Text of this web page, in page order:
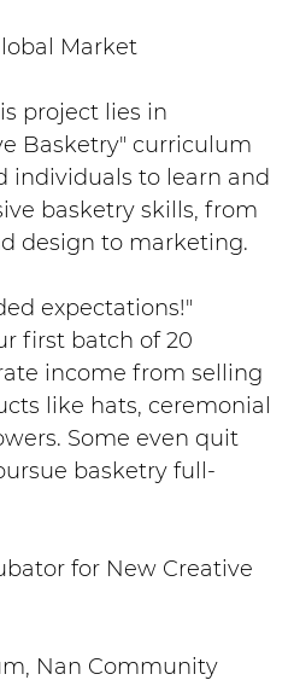
Market
project lies in
Basketry" curriculum
individuals to learn and
basketry skills, from
design to marketing.
expectations!"
first batch of 20
income from selling
like hats, ceremonial
Some even quit
basketry full-
for New Creative
Nan Community